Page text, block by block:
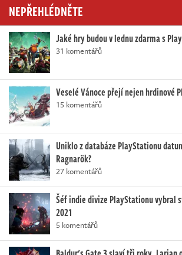
NEPŘEHLÉDNĚTE
Jaké hry budou v lednu zdarma s
31 komentářů
Veselé Vánoce přejí nejen hrdinové
15 komentářů
Uniklo z databáze PlayStationu
Ragnarök?
27 komentářů
Šéf indie divize PlayStationu vybral
2021
5 komentářů